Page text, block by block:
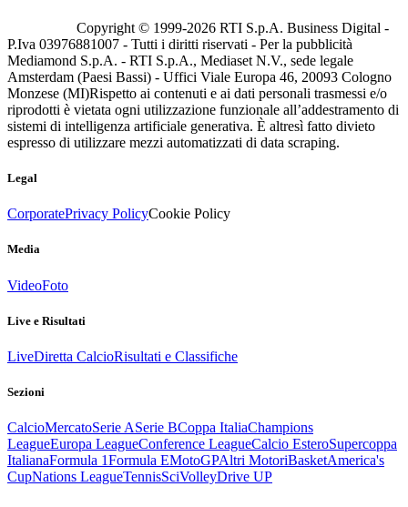
Copyright © 1999-2026 RTI S.p.A. Business Digital -
P.Iva 03976881007 - Tutti i diritti riservati - Per la pubblicità
Mediamond S.p.A. - RTI S.p.A., Mediaset N.V., sede legale
Amsterdam (Paesi Bassi) - Uffici Viale Europa 46, 20093 Cologno
Monzese (MI)Rispetto ai contenuti e ai dati personali trasmessi e/o
riprodotti è vietata ogni utilizzazione funzionale all’addestramento di
sistemi di intelligenza artificiale generativa. È altresì fatto divieto
espresso di utilizzare mezzi automatizzati di data scraping.
Legal
CorporatePrivacy PolicyCookie Policy
Media
VideoFoto
Live e Risultati
LiveDiretta CalcioRisultati e Classifiche
Sezioni
CalcioMercatoSerie ASerie BCoppa ItaliaChampions
LeagueEuropa LeagueConference LeagueCalcio EsteroSupercoppa
ItalianaFormula 1Formula EMotoGPAltri MotoriBasketAmerica's
CupNations LeagueTennisSciVolleyDrive UP